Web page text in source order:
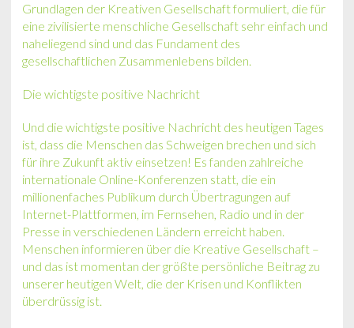
Grundlagen der Kreativen Gesellschaft formuliert, die für
eine zivilisierte menschliche Gesellschaft sehr einfach und
naheliegend sind und das Fundament des
gesellschaftlichen Zusammenlebens bilden.
Die wichtigste positive Nachricht
Und die wichtigste positive Nachricht des heutigen Tages
ist, dass die Menschen das Schweigen brechen und sich
für ihre Zukunft aktiv einsetzen! Es fanden zahlreiche
internationale Online-Konferenzen statt, die ein
millionenfaches Publikum durch Übertragungen auf
Internet-Plattformen, im Fernsehen, Radio und in der
Presse in verschiedenen Ländern erreicht haben.
Menschen informieren über die Kreative Gesellschaft –
und das ist momentan der größte persönliche Beitrag zu
unserer heutigen Welt, die der Krisen und Konflikten
überdrüssig ist.